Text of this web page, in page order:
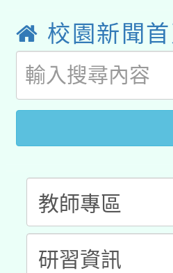
用水績優
動」
桃園市孔
開 智慧啟
2026年桃
校園新聞